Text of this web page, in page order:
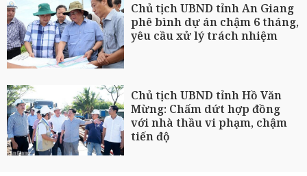
Chủ tịch UBND tỉnh An Giang
phê bình dự án chậm 6 tháng,
yêu cầu xử lý trách nhiệm
Chủ tịch UBND tỉnh Hồ Văn
Mừng: Chấm dứt hợp đồng
với nhà thầu vi phạm, chậm
tiến độ